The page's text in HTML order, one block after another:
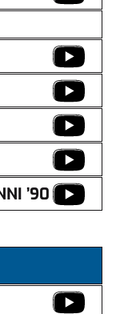
’90